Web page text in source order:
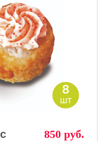
8
шт
850 руб.